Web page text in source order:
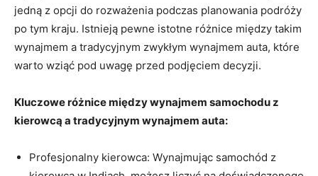
jedną z opcji ​do rozważenia podczas planowania ​podróży
po tym kraju. Istnieją pewne istotne różnice między takim
wynajmem a tradycyjnym zwykłym wynajmem auta, które
warto ⁢wziąć pod ‌uwagę przed podjęciem decyzji.
Kluczowe różnice między wynajmem samochodu‌ z
kierowcą a tradycyjnym wynajmem ⁤auta:
Profesjonalny kierowca: ​Wynajmując samochód z